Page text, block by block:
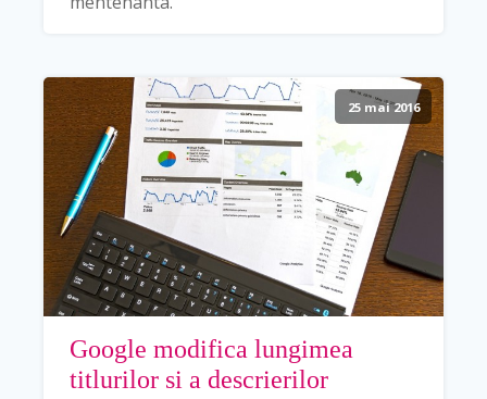
25 mai 2016
Google modifica lungimea
titlurilor si a descrierilor